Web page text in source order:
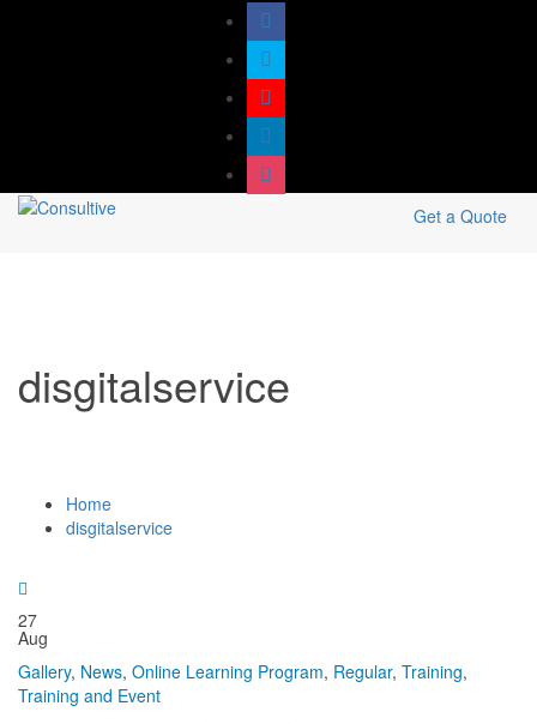
Get a Quote
disgitalservice
Home
disgitalservice
27
Aug
Gallery, News, Online Learning Program, Regular, Training,
Training and Event